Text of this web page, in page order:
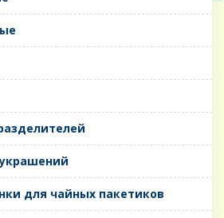
для чайных пакетиков